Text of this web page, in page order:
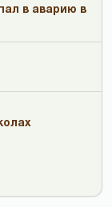
в аварию в